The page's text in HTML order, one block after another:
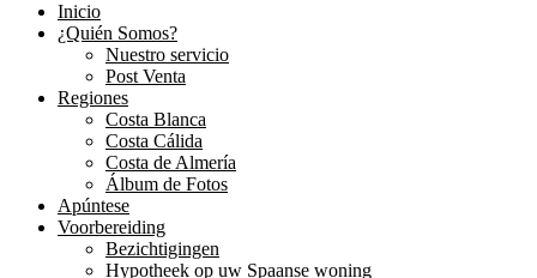
Inicio
¿Quién Somos?
Nuestro servicio
Post Venta
Regiones
Costa Blanca
Costa Cálida
Costa de Almería
Álbum de Fotos
Apúntese
Voorbereiding
Bezichtigingen
Hypotheek op uw Spaanse woning